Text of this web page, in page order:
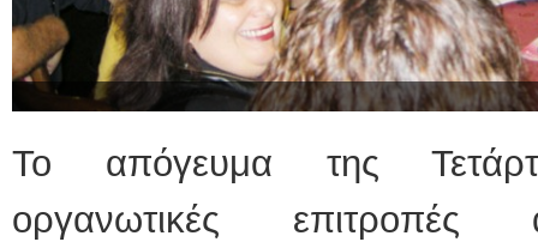
Το απόγευμα της
οργανωτικές